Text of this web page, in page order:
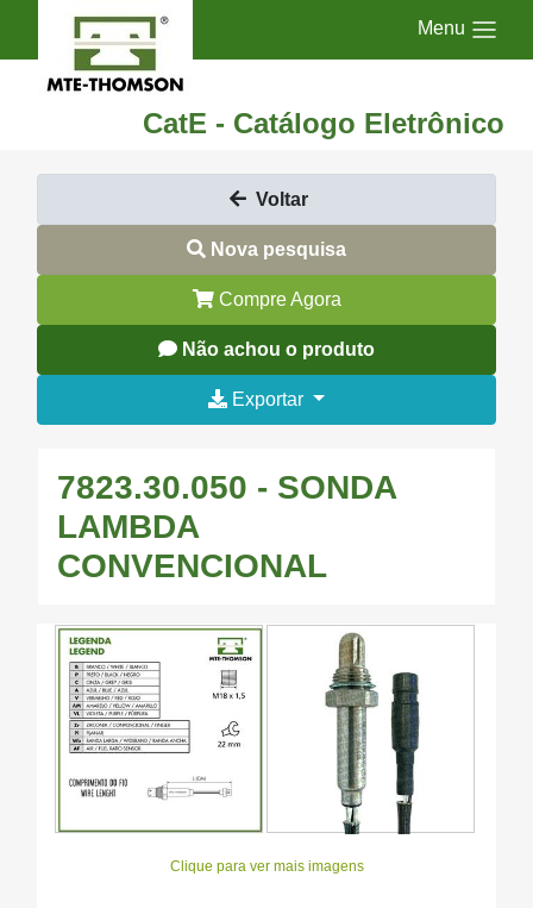
Menu
CatE - Catálogo Eletrônico
Voltar
Nova pesquisa
Compre Agora
Não achou o produto
Exportar
7823.30.050 - SONDA
LAMBDA
CONVENCIONAL
Clique para ver mais imagens